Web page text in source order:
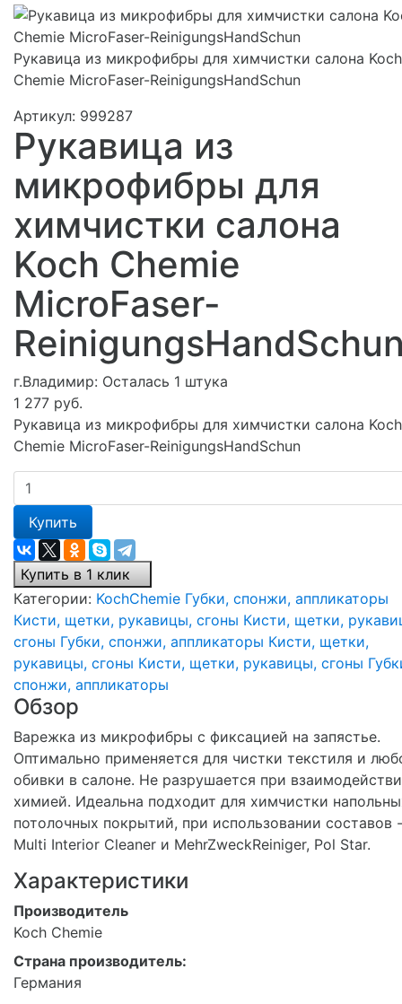
Рукавица из микрофибры для химчистки салона Koch
Chemie MicroFaser-ReinigungsHandSchun
Артикул: 999287
Рукавица из
микрофибры для
химчистки салона
Koch Chemie
MicroFaser-
г.Владимир: Осталась 1 штука
1 277 руб.
Рукавица из микрофибры для химчистки салона Koch
Chemie MicroFaser-ReinigungsHandSchun
Купить
Купить в 1 клик
Категории: KochChemie Губки, спонжи, аппликаторы
Кисти, щетки, рукавицы, сгоны Кисти, щетки,
сгоны Губки, спонжи, аппликаторы Кисти, щетки,
рукавицы, сгоны Кисти, щетки, рукавицы, сгоны
спонжи, аппликаторы
Обзор
Варежка из микрофибры с фиксацией на запястье.
Оптимально применяется для чистки текстиля и
обивки в салоне. Не разрушается при
химией. Идеальна подходит для химчистки
потолочных покрытий, при использовании составов -
Multi Interior Cleaner и MehrZweckReiniger, Pol Star.
Характеристики
Производитель
Koch Chemie
Страна производитель:
Германия